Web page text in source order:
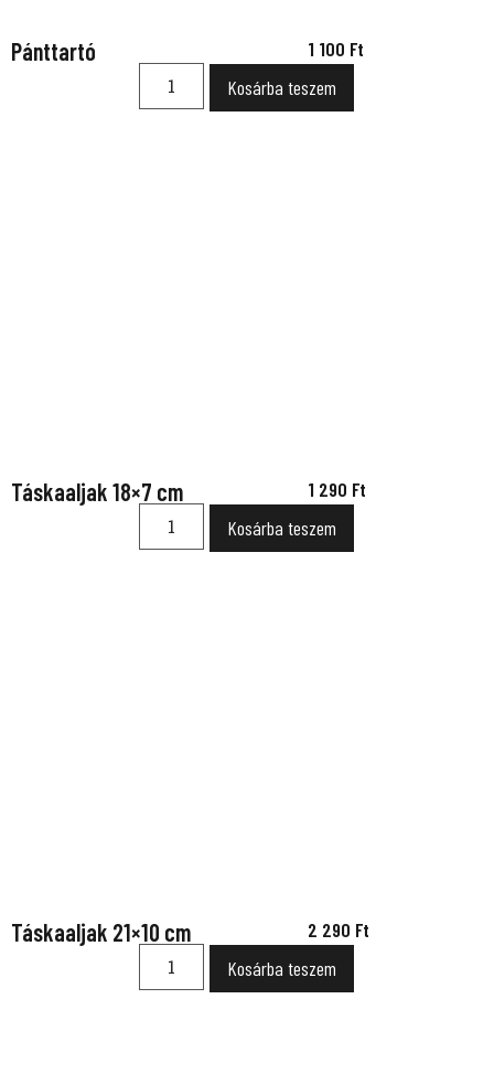
Pánttartó 1 100 Ft
Kosárba teszem
Táskaaljak 18×7 cm 1 290 Ft
Kosárba teszem
Táskaaljak 21×10 cm 2 290 Ft
Kosárba teszem